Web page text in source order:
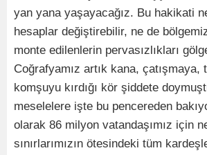
yan yana yaşayacağız. Bu hakikati
hesaplar değiştirebilir, ne de
monte edilenlerin pervasızlıkları
Coğrafyamız artık kana, çatışmaya,
komşuyu kırdığı kör şiddete
meselelere işte bu pencereden
olarak 86 milyon vatandaşımız için
sınırlarımızın ötesindeki tüm